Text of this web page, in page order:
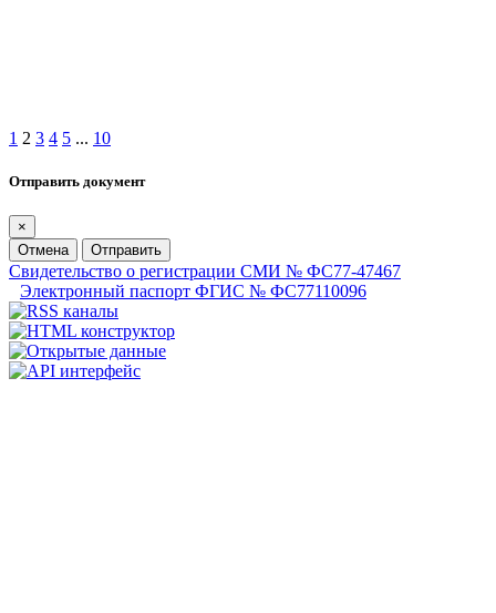
1 2 3 4 5 ... 10
Отправить документ
×
Отмена
Отправить
Свидетельство о регистрации СМИ № ФС77-47467
Электронный паспорт ФГИС № ФС77110096